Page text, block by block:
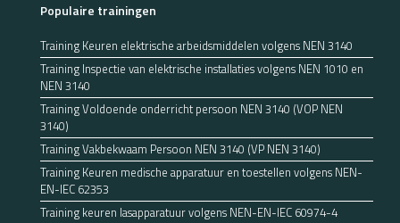
Populaire trainingen
Training Keuren elektrische arbeidsmiddelen volgens NEN 3140
Training Inspectie van elektrische installaties volgens NEN 1010 en
NEN 3140
Training Voldoende onderricht persoon NEN 3140 (VOP NEN
3140)
Training Vakbekwaam Persoon NEN 3140 (VP NEN 3140)
Training Keuren medische apparatuur en toestellen volgens NEN-
EN-IEC 62353
Training keuren lasapparatuur volgens NEN-EN-IEC 60974-4